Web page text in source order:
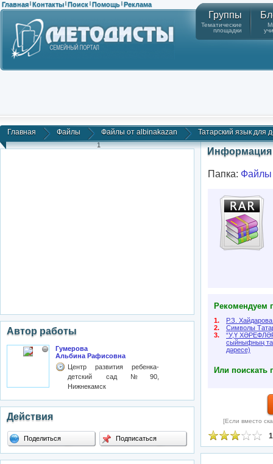
Главная | Контакты | Поиск | Помощь | Реклама
Группы
Тематические
площадки
Главная Файлы Файлы от albinakazan Татарский язык для
1
Автор работы
Гумерова
Альбина Рафисовна
Центр развития ребенка-
детский сад №90,
Нижнекамск
Действия
Поделиться Подписаться
Информация
Папка: Файлы
Рекомендуем
1.
Р.З.
2.
Символы
3.
“У,Ү
сыйныфның
дәресе)
Или поискать
[Если вместо